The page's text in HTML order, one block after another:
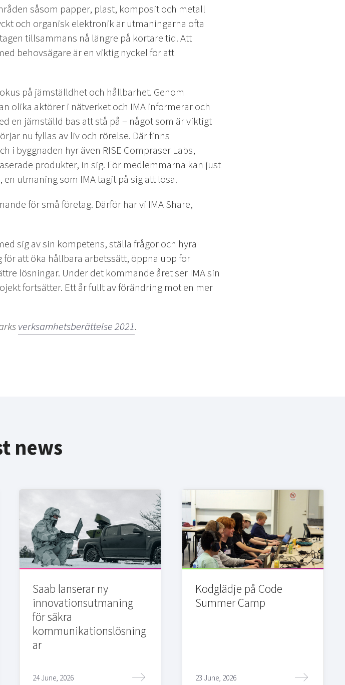
såsom papper, plast, komposit och metall
och organisk elektronik är utmaningarna ofta
tillsammans nå längre på kortare tid. Att
behovsägare är en viktig nyckel för att
på jämställdhet och hållbarhet. Genom
olika aktörer i nätverket och IMA informerar och
en jämställd bas att stå på – något som är viktigt
nu fyllas av liv och rörelse. Där finns
byggnaden hyr även RISE Compraser Labs,
produkter, in sig. För medlemmarna kan just
utmaning som IMA tagit på sig att lösa.
för små företag. Därför har vi IMA Share,
sig av sin kompetens, ställa frågor och hyra
att öka hållbara arbetssätt, öppna upp för
lösningar. Under det kommande året ser IMA sin
fortsätter. Ett år fullt av förändring mot en mer
verksamhetsberättelse 2021.
news
Saab lanserar ny
innovationsutmaning
för säkra
kommunikationslösning
ar
24 June, 2026
Kodglädje på Code
Summer Camp
23 June, 2026